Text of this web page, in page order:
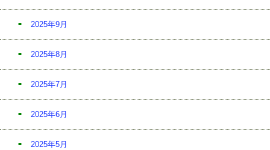
2025年9月
2025年8月
2025年7月
2025年6月
2025年5月